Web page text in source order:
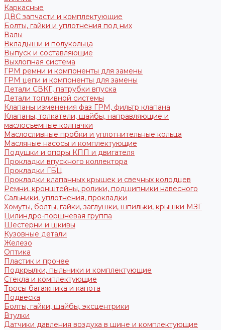
Каркасные
ДВС запчасти и комплектующие
Болты, гайки и уплотнения под них
Валы
Вкладыши и полукольца
Выпуск и составляющие
Выхлопная система
ГРМ ремни и компоненты для замены
ГРМ цепи и компоненты для замены
Детали СВКГ, патрубки впуска
Детали топливной системы
Клапаны изменения фаз ГРМ, фильтр клапана
Клапаны, толкатели, шайбы, направляющие и
маслосъемные колпачки
Маслосливные пробки и уплотнительные кольца
Масляные насосы и комплектующие
Подушки и опоры КПП и двигателя
Прокладки впускного коллектора
Прокладки ГБЦ
Прокладки клапанных крышек и свечных колодцев
Ремни, кронштейны, ролики, подшипники навесного
Сальники, уплотнения, прокладки
Хомуты, болты, гайки, заглушки, шпильки, крышки МЗГ
Цилиндро-поршневая группа
Шестерни и шкивы
Кузовные детали
Железо
Оптика
Пластик и прочее
Подкрылки, пыльники и комплектующие
Стекла и комплектующие
Тросы багажника и капота
Подвеска
Болты, гайки, шайбы, эксцентрики
Втулки
Датчики давления воздуха в шине и комплектующие